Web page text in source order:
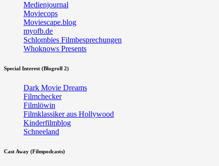
Medienjournal
Moviecops
Moviescape.blog
myofb.de
Schlombies Filmbesprechungen
Whoknows Presents
Special Interest (Blogroll 2)
Dark Movie Dreams
Filmchecker
Filmlöwin
Filmklassiker aus Hollywood
Kinderfilmblog
Schneeland
Cast Away (Filmpodcasts)